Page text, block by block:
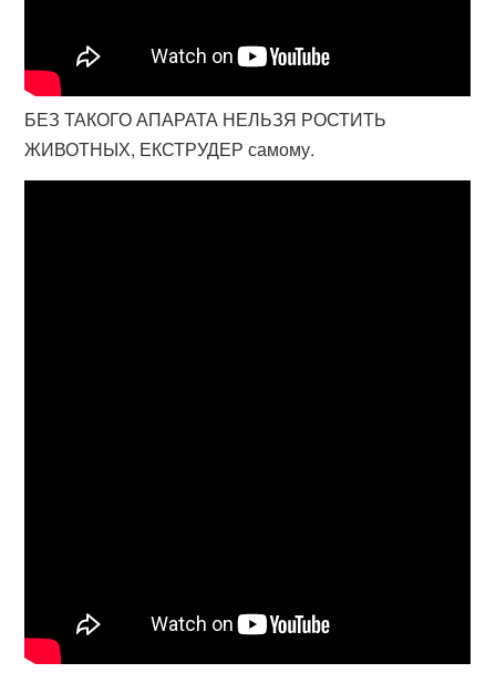
БЕЗ ТАКОГО АПАРАТА НЕЛЬЗЯ РОСТИТЬ
ЖИВОТНЫХ, ЕКСТРУДЕР самому.